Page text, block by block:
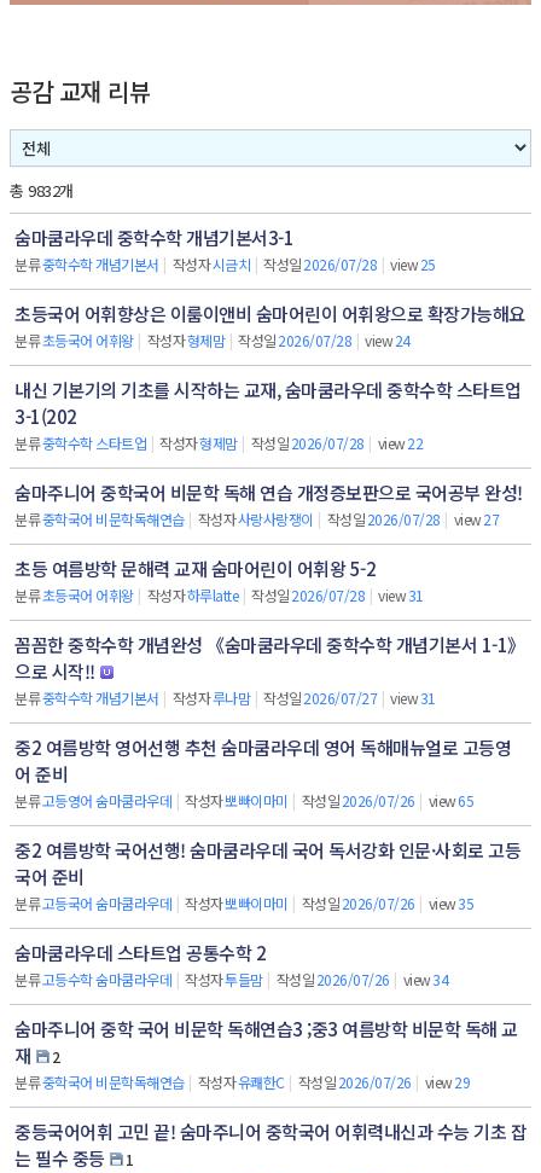
공감 교재 리뷰
총 9832개
숨마쿰라우데 중학수학 개념기본서3-1
분류중학수학 개념기본서 | 작성자시금치 | 작성일2026/07/28 | view25
초등국어 어휘향상은 이룸이앤비 숨마어린이 어휘왕으로 확장가능해요
분류초등국어 어휘왕 | 작성자형제맘 | 작성일2026/07/28 | view24
내신 기본기의 기초를 시작하는 교재, 숨마쿰라우데 중학수학 스타트업
3-1(202
분류중학수학 스타트업 | 작성자형제맘 | 작성일2026/07/28 | view22
숨마주니어 중학국어 비문학 독해 연습 개정증보판으로 국어공부 완성!
분류중학국어 비문학독해연습 | 작성자사랑사랑쟁이 | 작성일2026/07/28 | view27
초등 여름방학 문해력 교재 숨마어린이 어휘왕 5-2
분류초등국어 어휘왕 | 작성자하루latte | 작성일2026/07/28 | view31
꼼꼼한 중학수학 개념완성 《숨마쿰라우데 중학수학 개념기본서 1-1》
으로 시작!!
분류중학수학 개념기본서 | 작성자루나맘 | 작성일2026/07/27 | view31
중2 여름방학 영어선행 추천 숨마쿰라우데 영어 독해매뉴얼로 고등영
어 준비
분류고등영어 숨마쿰라우데 | 작성자뽀빠이마미 | 작성일2026/07/26 | view65
중2 여름방학 국어선행! 숨마쿰라우데 국어 독서강화 인문·사회로 고등
국어 준비
분류고등국어 숨마쿰라우데 | 작성자뽀빠이마미 | 작성일2026/07/26 | view35
숨마쿰라우데 스타트업 공통수학 2
분류고등수학 숨마쿰라우데 | 작성자투들맘 | 작성일2026/07/26 | view34
숨마주니어 중학 국어 비문학 독해연습3 ;중3 여름방학 비문학 독해 교
재
2
분류중학국어 비문학독해연습 | 작성자유쾌한C | 작성일2026/07/26 | view29
중등국어어휘 고민 끝! 숨마주니어 중학국어 어휘력내신과 수능 기초 잡
는 필수 중등
1